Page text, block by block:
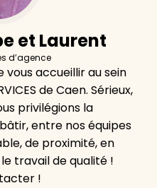
et Laurent
d’agence
vous accueillir au sein
de Caen. Sérieux,
privilégions la
entre nos équipes
de proximité, en
travail de qualité !
!